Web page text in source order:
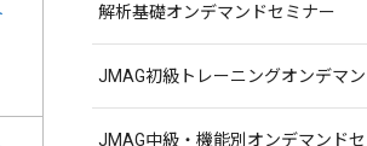
解析基礎オンデマンドセミナー
JMAG初級トレーニングオンデマ
JMAG中級・機能別オンデマンド